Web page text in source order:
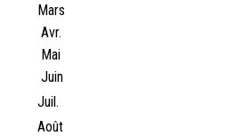
Mars
Avr.
Mai
Juin
Juil.
Août